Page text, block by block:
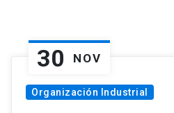
30 NOV
Organización Industrial